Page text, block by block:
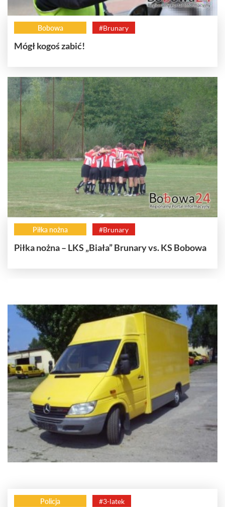
Bobowa #Brunary
Mógł kogoś zabić!
Piłka nożna #Brunary
Piłka nożna – LKS „Biała” Brunary vs. KS Bobowa
Policja #3-latek